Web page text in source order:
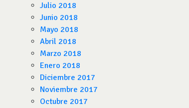
Julio 2018
Junio 2018
Mayo 2018
Abril 2018
Marzo 2018
Enero 2018
Diciembre 2017
Noviembre 2017
Octubre 2017